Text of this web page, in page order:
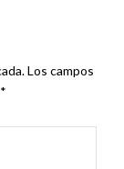
Los campos
*